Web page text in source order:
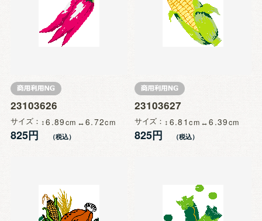
23103626
サイズ 6.89 6.72
825円
23103627
サイズ 6.81 6.39
825円